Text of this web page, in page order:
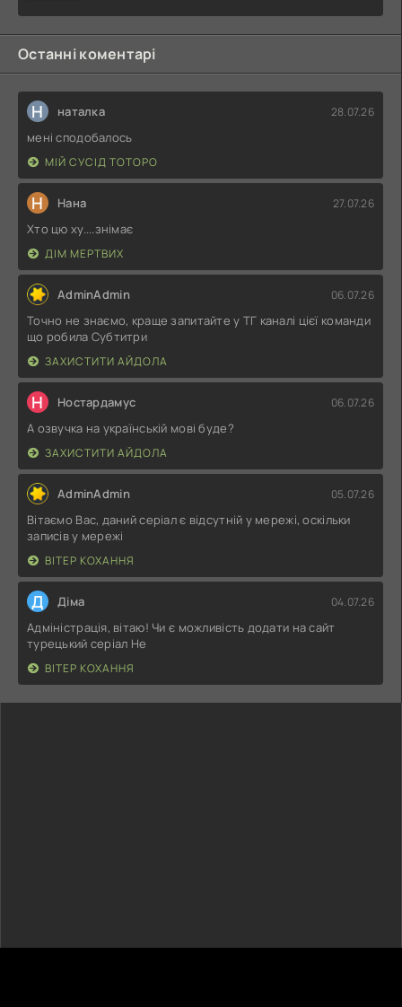
Останні коментарі
Н наталка 28.07.26
мені сподобалось
МІЙ СУСІД ТОТОРО
Н Нана 27.07.26
Хто цю ху....знімає
ДІМ МЕРТВИХ
AdminAdmin 06.07.26
Точно не знаємо, краще запитайте у ТГ каналі цієї команди
що робила Субтитри
ЗАХИСТИТИ АЙДОЛА
Н Ностардамус 06.07.26
А озвучка на українській мові буде?
ЗАХИСТИТИ АЙДОЛА
AdminAdmin 05.07.26
Вітаємо Вас, даний серіал є відсутній у мережі, оскільки
записів у мережі
ВІТЕР КОХАННЯ
Д Діма 04.07.26
Адміністрація, вітаю! Чи є можливість додати на сайт
турецький серіал Не
ВІТЕР КОХАННЯ